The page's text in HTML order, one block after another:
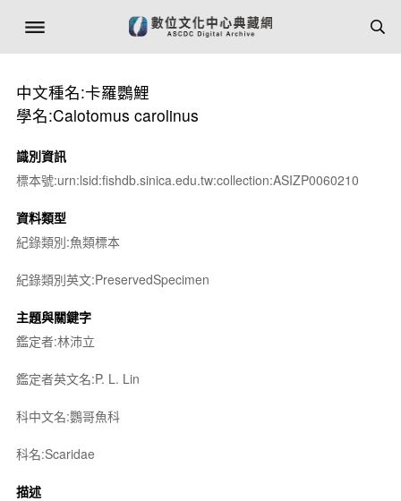
中文種名:卡羅鸚鯉
學名:Calotomus carolinus
識別資訊
標本號:urn:lsid:fishdb.sinica.edu.tw:collection:ASIZP0060210
資料類型
紀錄類別:魚類標本
紀錄類別英文:PreservedSpecimen
主題與關鍵字
鑑定者:林沛立
鑑定者英文名:P. L. Lin
科中文名:鸚哥魚科
科名:Scaridae
描述